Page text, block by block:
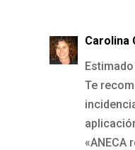
Carolina
Te
«ANECA